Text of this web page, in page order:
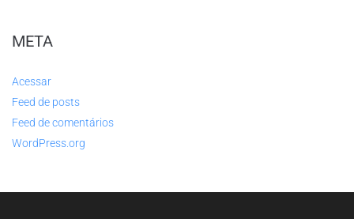
META
Acessar
Feed de posts
Feed de comentários
WordPress.org